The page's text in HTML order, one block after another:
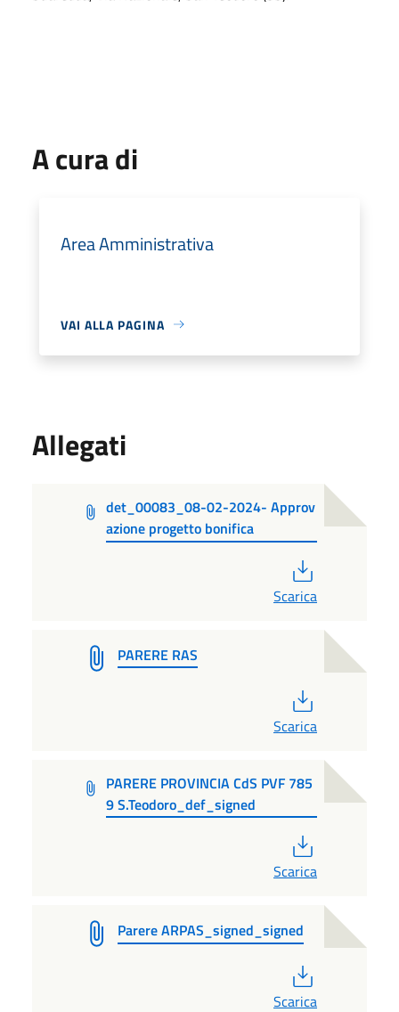
A cura di
Area Amministrativa
VAI ALLA PAGINA
Allegati
det_00083_08-02-2024- Approv
azione progetto bonifica
Scarica
PARERE RAS
Scarica
PARERE PROVINCIA CdS PVF 785
9 S.Teodoro_def_signed
Scarica
Parere ARPAS_signed_signed
Scarica